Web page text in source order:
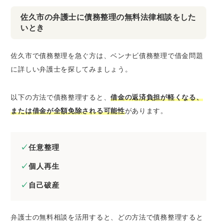
佐久市の弁護士に債務整理の無料法律相談をした
いとき
佐久市で債務整理を急ぐ方は、ベンナビ債務整理で借金問題
に詳しい弁護士を探してみましょう。
以下の方法で債務整理すると、借金の返済負担が軽くなる、
または借金が全額免除される可能性があります。
任意整理
個人再生
自己破産
弁護士の無料相談を活用すると、どの方法で債務整理すると